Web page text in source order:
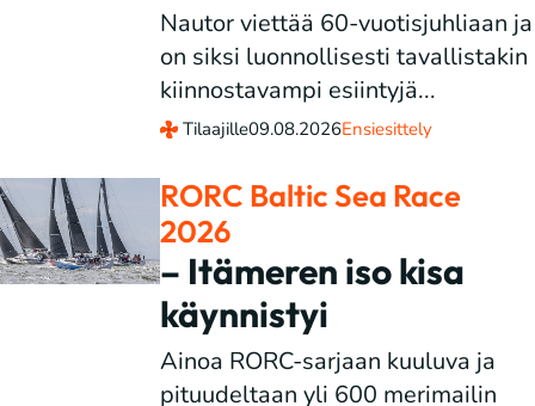
Nautor viettää 60-vuotisjuhliaan ja
on siksi luonnollisesti tavallistakin
kiinnostavampi esiintyjä...
Tilaajille09.08.2026Ensiesittely
RORC Baltic Sea Race
2026
– Itämeren iso kisa
käynnistyi
Ainoa RORC-sarjaan kuuluva ja
pituudeltaan yli 600 merimailin